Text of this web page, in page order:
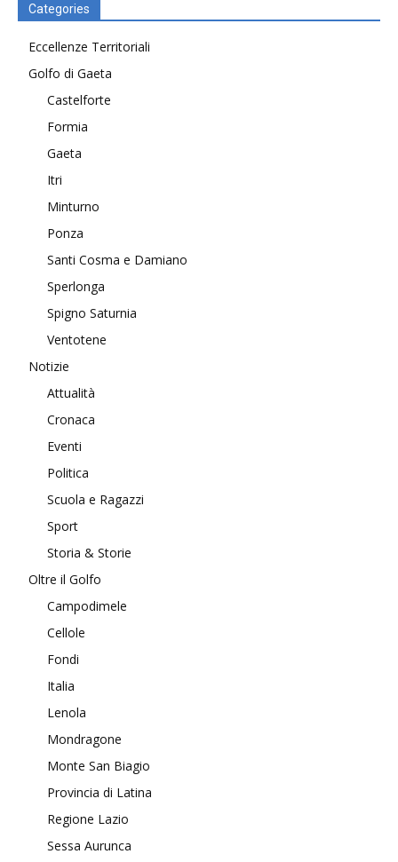
Categories
Eccellenze Territoriali
Golfo di Gaeta
Castelforte
Formia
Gaeta
Itri
Minturno
Ponza
Santi Cosma e Damiano
Sperlonga
Spigno Saturnia
Ventotene
Notizie
Attualità
Cronaca
Eventi
Politica
Scuola e Ragazzi
Sport
Storia & Storie
Oltre il Golfo
Campodimele
Cellole
Fondi
Italia
Lenola
Mondragone
Monte San Biagio
Provincia di Latina
Regione Lazio
Sessa Aurunca